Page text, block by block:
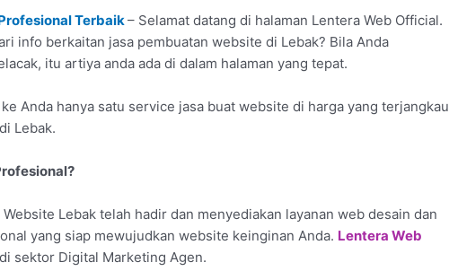
Terbaik– Selamat datang di halaman Lentera Web Official.
info berkaitan jasa pembuatan website di Lebak? Bila Anda
itu artiya anda ada di dalam halaman yang tepat.
Anda hanya satu service jasa buat website di harga yang terjangkau
Lebak.
Lebak telah hadir dan menyediakan layanan web desain dan
yang siap mewujudkan website keinginan Anda. Lentera Web
sektor Digital Marketing Agen.